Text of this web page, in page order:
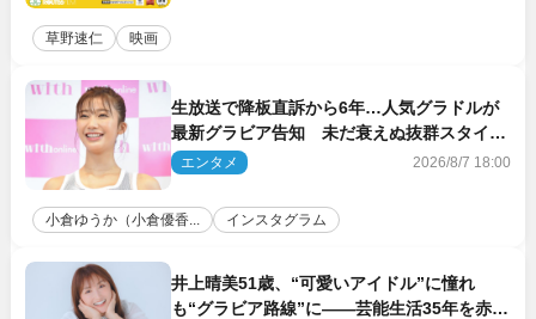
草野速仁 映画
生放送で降板直訴から6年…人気グラドルが
最新グラビア告知 未だ衰えぬ抜群スタイル
に反響
エンタメ 2026/8/7 18:00
小倉ゆうか（小倉優香... インスタグラム
井上晴美51歳、“可愛いアイドル”に憧れ
も“グラビア路線”に――芸能生活35年を赤